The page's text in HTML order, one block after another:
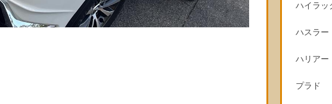
ハイラッ
ハスラー
ハリアー
プラド